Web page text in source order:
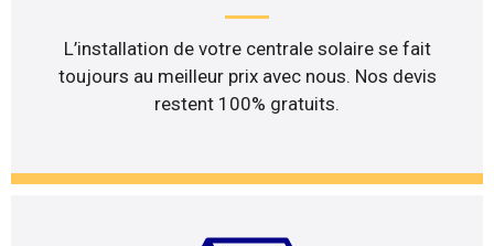
L’installation de votre centrale solaire se fait
toujours au meilleur prix avec nous. Nos devis
restent 100% gratuits.